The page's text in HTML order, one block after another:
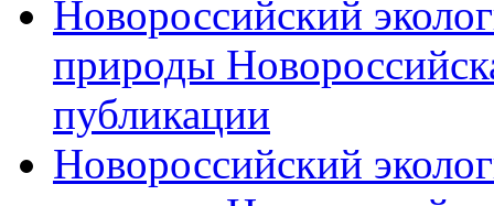
Новороссийский
природы
публикации
Новороссийский